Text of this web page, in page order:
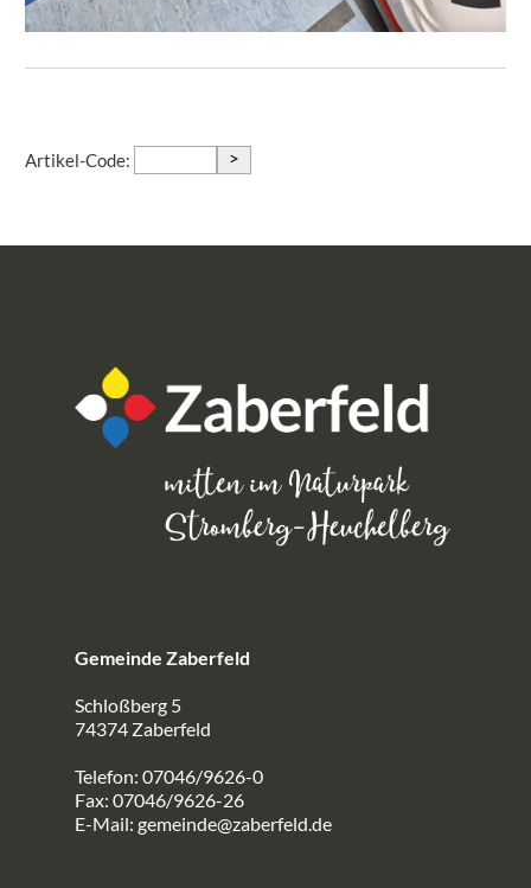
Artikel-Code: >
Gemeinde Zaberfeld
Schloßberg 5
74374 Zaberfeld
Telefon: 07046/9626-0
Fax: 07046/9626-26
E-Mail: gemeinde@zaberfeld.de